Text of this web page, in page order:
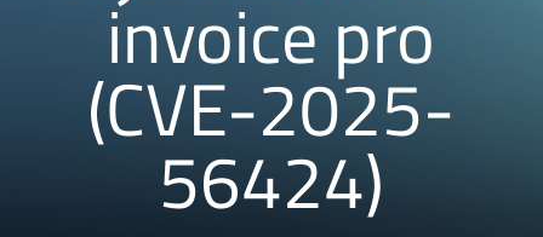
invoice pro
(CVE-2025-
56424)